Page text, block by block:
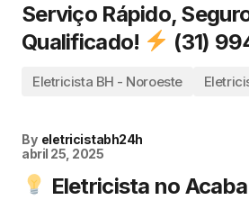
Serviço Rápido,
Qualificado!
(31)
Eletricista BH - Noroeste
By eletricistabh24h
abril 25, 2025
Eletricista no Acaba